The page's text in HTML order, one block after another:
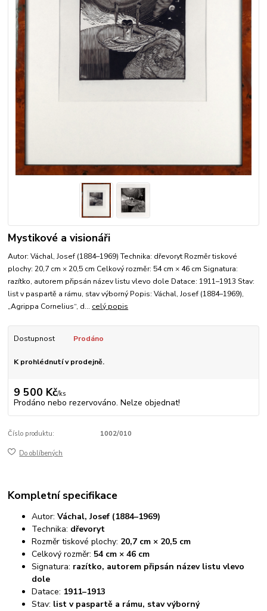
Mystikové a visionáři
Autor: Váchal, Josef (1884–1969) Technika: dřevoryt Rozměr tiskové
plochy: 20,7 cm × 20,5 cm Celkový rozměr: 54 cm × 46 cm Signatura:
razítko, autorem připsán název listu vlevo dole Datace: 1911–1913 Stav:
list v paspartě a rámu, stav výborný Popis: Váchal, Josef (1884–1969),
„Agrippa Cornelius“, d... celý popis
Dostupnost Prodáno
K prohlédnutí v prodejně.
9 500 Kč/ks
Prodáno nebo rezervováno. Nelze objednat!
Číslo produktu: 1002/010
Do oblíbených
Kompletní specifikace
Autor:Váchal, Josef (1884–1969)
Technika: dřevoryt
Rozměr tiskové plochy: 20,7 cm × 20,5 cm
Celkový rozměr: 54 cm × 46 cm
Signatura: razítko, autorem připsán název listu vlevo
dole
Datace: 1911–1913
Stav: list v paspartě a rámu, stav výborný